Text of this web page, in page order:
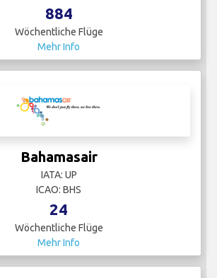
884
Wöchentliche Flüge
Mehr Info
Bahamasair
IATA: UP
ICAO: BHS
24
Wöchentliche Flüge
Mehr Info